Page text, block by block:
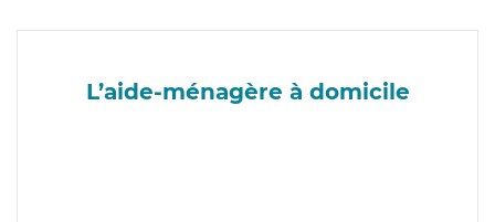
L’aide-ménagère à domicile